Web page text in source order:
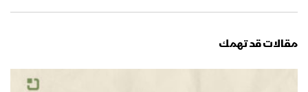
مقالات قد تهمك